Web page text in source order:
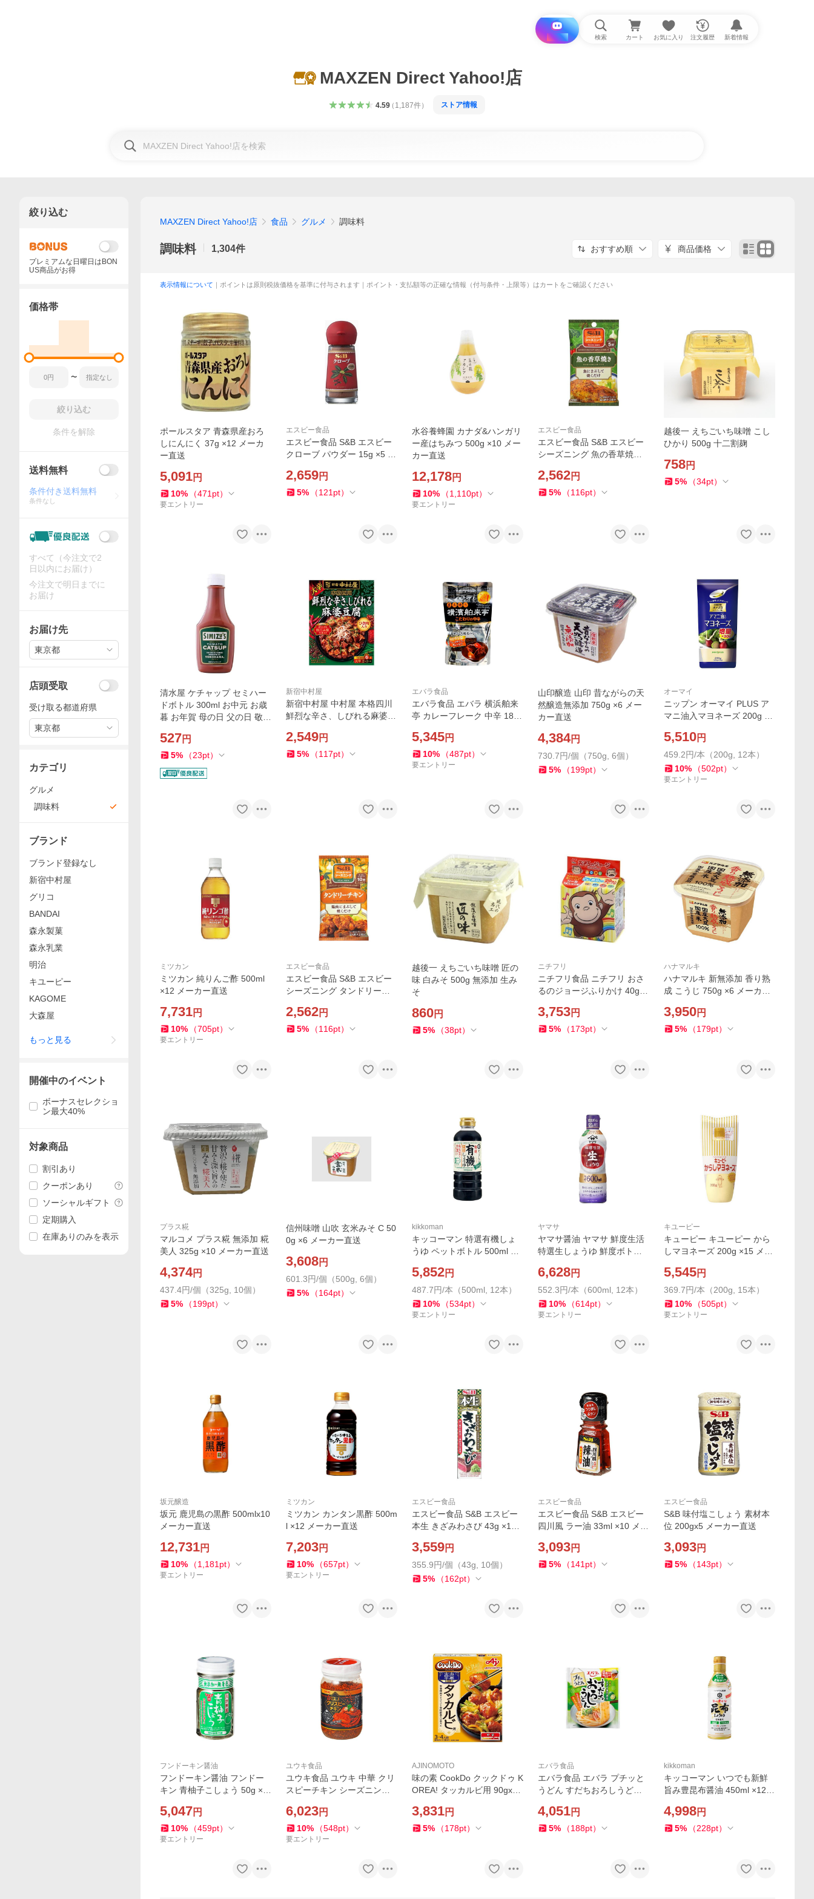
i と探す 検索 カート お気に入り 注文履歴 新着情報
MAXZEN Direct Yahoo!店
4.59（ 1,187件） ストア情報
MAXZEN Direct Yahoo!店 食品 グルメ 調味料
調味料 1,304件 おすすめ順 商品価格
表示情報について ｜ポイントは原則税抜価格を基準に付与されます｜ポイント・支払額等の正確な情報（付与条件・上限等）はカートをご確認ください
ポールスタア 青森県産おろ
しにんにく 37g ×12 メーカ
ー直送
5,091円
10% （471 pt）
要エントリー
エスビー食品
エスビー食品 S&B エスビー
クローブ パウダー 15g ×5 メ
2,659円
5% （121 pt）
水谷養蜂園 カナダ&ハンガリ
ー産はちみつ 500g ×10 メー
カー直送
12,178円
10% （1,110pt）
要エントリー
エスビー食品
エスビー食品 S&B エスビー
シーズニング 魚の香草焼き 8
2,562円
5% （116pt）
越後一 えちごいち味噌 こし
ひかり 500g 十二割麹
758円
5% （34pt）
清水屋 ケチャップ セミハー
ドボトル 300ml お中元 お歳
暮 お年賀 母の日 父の日 敬老
い
527円
5% （23pt）
新宿中村屋
新宿中村屋 中村屋 本格四川
鮮烈な辛さ、しびれる麻婆豆
2,549円
5% （117pt）
エバラ食品
エバラ食品 エバラ 横浜舶来
亭 カレーフレーク 中辛 180g
5,345円
10% （487pt）
要エントリー
山印醸造 山印 昔ながらの天
然醸造無添加 750g ×6 メー
カー直送
4,384円
730.7円/個（750g, 6個）
5% （199pt）
オーマイ
ニップン オーマイ PLUS ア
マニ油入マヨネーズ 200g ×1
5,510円
459.2円/本（200g, 12本）
10% （502pt）
要エントリー
ミツカン
ミツカン 純りんご酢 500ml
×12 メーカー直送
7,731円
10% （705pt）
要エントリー
エスビー食品
エスビー食品 S&B エスビー
シーズニング タンドリーチ
送
2,562円
5% （116pt）
越後一 えちごいち味噌 匠の
味 白みそ 500g 無添加 生み
そ
860円
5% （38pt）
ニチフリ
ニチフリ食品 ニチフリ おさ
るのジョージふりかけ 40g x
3,753円
5% （173pt）
ハナマルキ
ハナマルキ 新無添加 香り熟
成 こうじ 750g ×6 メーカー
3,950円
5% （179pt）
プラス糀
マルコメ プラス糀 無添加 糀
美人 325g ×10 メーカー直送
4,374円
437.4円/個（325g, 10個）
5% （199pt）
信州味噌 山吹 玄米みそ C 50
0g ×6 メーカー直送
3,608円
601.3円/個（500g, 6個）
5% （164pt）
kikkoman
キッコーマン 特選有機しょ
うゆ ペットボトル 500ml ×1
5,852円
487.7円/本（500ml, 12本）
10% （534pt）
要エントリー
ヤマサ
ヤマサ醤油 ヤマサ 鮮度生活
特選生しょうゆ 鮮度ボトル 6
6,628円
552.3円/本（600ml, 12本）
10% （614pt）
要エントリー
キユーピー
キューピー キユーピー から
しマヨネーズ 200g ×15 メー
5,545円
369.7円/本（200g, 15本）
10% （505pt）
要エントリー
坂元醸造
坂元 鹿児島の黒酢 500mlx10
メーカー直送
12,731円
10% （1,181 pt）
要エントリー
ミツカン
ミツカン カンタン黒酢 500m
l ×12 メーカー直送
7,203円
10% （657pt）
要エントリー
エスビー食品
エスビー食品 S&B エスビー
本生 きざみわさび 43g ×10
3,559円
355.9円/個（43g, 10個）
5% （162pt）
エスビー食品
エスビー食品 S&B エスビー
四川風 ラー油 33ml ×10 メー
3,093円
5% （141 pt）
エスビー食品
S&B 味付塩こしょう 素材本
位 200gx5 メーカー直送
3,093円
5% （143pt）
フンドーキン醤油
フンドーキン醤油 フンドー
キン 青柚子こしょう 50g ×1
5,047円
10% （459pt）
要エントリー
ユウキ食品
ユウキ食品 ユウキ 中華 クリ
スピーチキン シーズニング 1
6,023円
10% （548pt）
要エントリー
AJINOMOTO
味の素 CookDo クックドゥ K
OREA! タッカルビ用 90gx10
3,831円
5% （178pt）
エバラ食品
エバラ食品 エバラ プチッと
うどん すだちおろしうどん 2
4,051円
5% （188pt）
kikkoman
キッコーマン いつでも新鮮
旨み豊昆布醤油 450ml ×12
4,998円
5% （228pt）
絞り込む
プレミアムな日曜日はBON
US商品がお得
価格帯
〜
絞り込む
条件を解除
送料無料
条件付き送料無料
条件なし
すべて（今注文で2
日以内にお届け）
今注文で明日までに
お届け
お届け先
東京都
店頭受取
受け取る都道府県
東京都
カテゴリ
グルメ
調味料
ブランド
ブランド登録なし
新宿中村屋
グリコ
BANDAI
森永製菓
森永乳業
明治
キユーピー
KAGOME
大森屋
もっと見る
開催中のイベント
ボーナスセレクショ
ン最大40%
対象商品
割引あり
クーポンあり
ソーシャルギフト
定期購入
在庫ありのみを表示